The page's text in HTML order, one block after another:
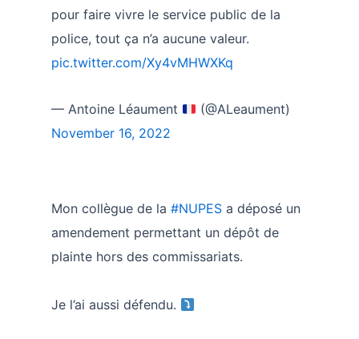
pour faire vivre le service public de la
police, tout ça n’a aucune valeur.
pic.twitter.com/Xy4vMHWXKq
— Antoine Léaument
(@ALeaument)
November 16, 2022
Mon collègue de la#NUPES a déposé un
amendement permettant un dépôt de
plainte hors des commissariats.
Je l’ai aussi défendu.